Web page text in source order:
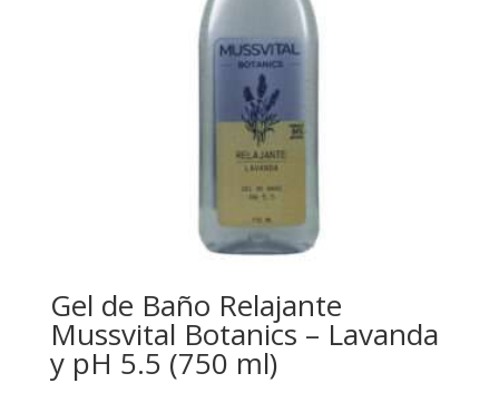
Gel de Baño Relajante
Mussvital Botanics – Lavanda
y pH 5.5 (750 ml)